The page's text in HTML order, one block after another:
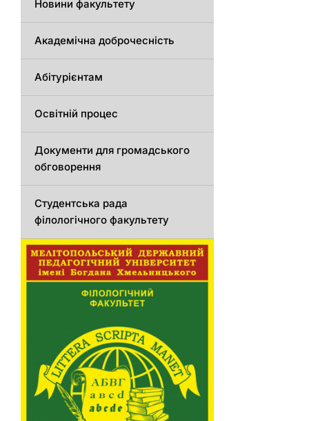
Новини факультету
Академічна доброчесність
Абітурієнтам
Освітній процес
Документи для громадського
обговорення
Студентська рада
філологічного факультету